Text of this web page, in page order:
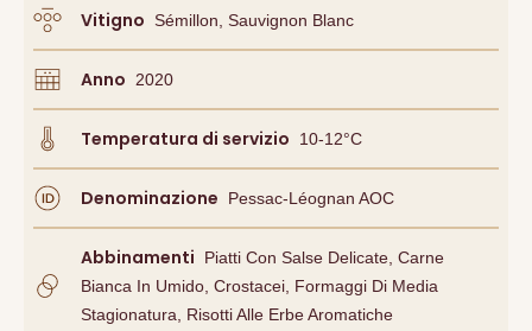
Vitigno Sémillon, Sauvignon Blanc
Anno 2020
Temperatura di servizio 10-12°C
Denominazione Pessac-Léognan AOC
Abbinamenti
Piatti Con Salse Delicate, Carne
Bianca In Umido, Crostacei, Formaggi Di Media
Stagionatura, Risotti Alle Erbe Aromatiche